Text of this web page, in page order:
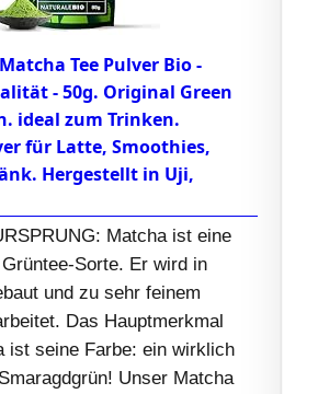
Tee Pulver Bio -
- 50g. Original Green
ideal zum Trinken.
für Latte, Smoothies,
Hergestellt in Uji,
Matcha ist eine
Sorte. Er wird in
und zu sehr feinem
Das Hauptmerkmal
ist seine Farbe: ein wirklich
Unser Matcha